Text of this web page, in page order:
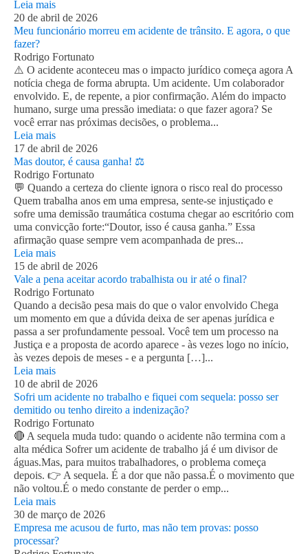
Leia mais
20 de abril de 2026
Meu funcionário morreu em acidente de trânsito. E agora, o que
fazer?
Rodrigo Fortunato
⚠️ O acidente aconteceu mas o impacto jurídico começa agora A
notícia chega de forma abrupta. Um acidente. Um colaborador
envolvido. E, de repente, a pior confirmação. Além do impacto
humano, surge uma pressão imediata: o que fazer agora? Se
você errar nas próximas decisões, o problema...
Leia mais
17 de abril de 2026
Mas doutor, é causa ganha! ⚖️
Rodrigo Fortunato
💬 Quando a certeza do cliente ignora o risco real do processo
Quem trabalha anos em uma empresa, sente-se injustiçado e
sofre uma demissão traumática costuma chegar ao escritório com
uma convicção forte:“Doutor, isso é causa ganha.” Essa
afirmação quase sempre vem acompanhada de pres...
Leia mais
15 de abril de 2026
Vale a pena aceitar acordo trabalhista ou ir até o final?
Rodrigo Fortunato
Quando a decisão pesa mais do que o valor envolvido Chega
um momento em que a dúvida deixa de ser apenas jurídica e
passa a ser profundamente pessoal. Você tem um processo na
Justiça e a proposta de acordo aparece - às vezes logo no início,
às vezes depois de meses - e a pergunta […]...
Leia mais
10 de abril de 2026
Sofri um acidente no trabalho e fiquei com sequela: posso ser
demitido ou tenho direito a indenização?
Rodrigo Fortunato
🔴 A sequela muda tudo: quando o acidente não termina com a
alta médica Sofrer um acidente de trabalho já é um divisor de
águas.Mas, para muitos trabalhadores, o problema começa
depois. 👉 A sequela. É a dor que não passa.É o movimento que
não voltou.É o medo constante de perder o emp...
Leia mais
30 de março de 2026
Empresa me acusou de furto, mas não tem provas: posso
processar?